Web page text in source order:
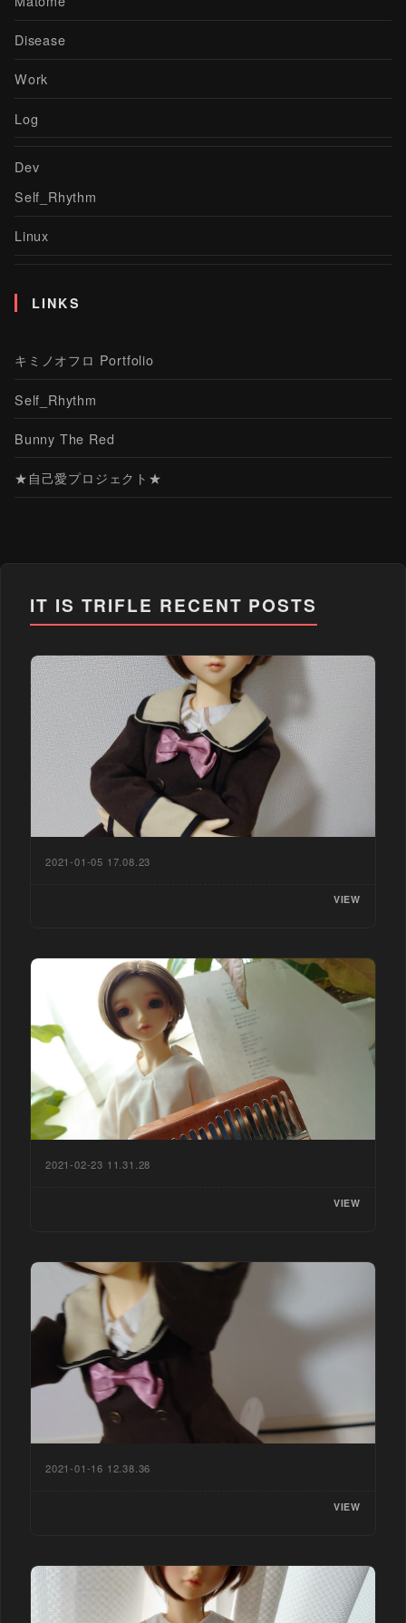
Disease
Work
Log
Dev
Self_Rhythm
Linux
LINKS
キミノオフロ Portfolio
Self_Rhythm
Bunny The Red
★自己愛プロジェクト★
IT IS TRIFLE RECENT POSTS
2021-01-05 17.08.23
VIEW
2021-02-23 11.31.28
VIEW
2021-01-16 12.38.36
VIEW